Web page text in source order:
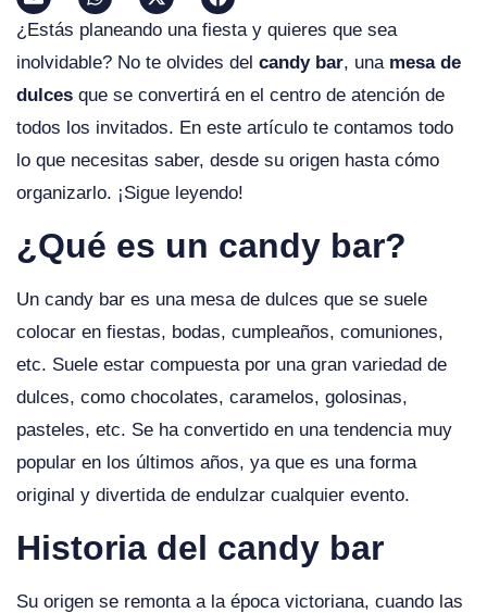
¿Estás planeando una fiesta y quieres que sea
inolvidable? No te olvides del candy bar, una mesa de
dulces que se convertirá en el centro de atención de
todos los invitados. En este artículo te contamos todo
lo que necesitas saber, desde su origen hasta cómo
organizarlo. ¡Sigue leyendo!
¿Qué es un candy bar?
Un candy bar es una mesa de dulces que se suele
colocar en fiestas, bodas, cumpleaños, comuniones,
etc. Suele estar compuesta por una gran variedad de
dulces, como chocolates, caramelos, golosinas,
pasteles, etc. Se ha convertido en una tendencia muy
popular en los últimos años, ya que es una forma
original y divertida de endulzar cualquier evento.
Historia del candy bar
Su origen se remonta a la época victoriana, cuando las